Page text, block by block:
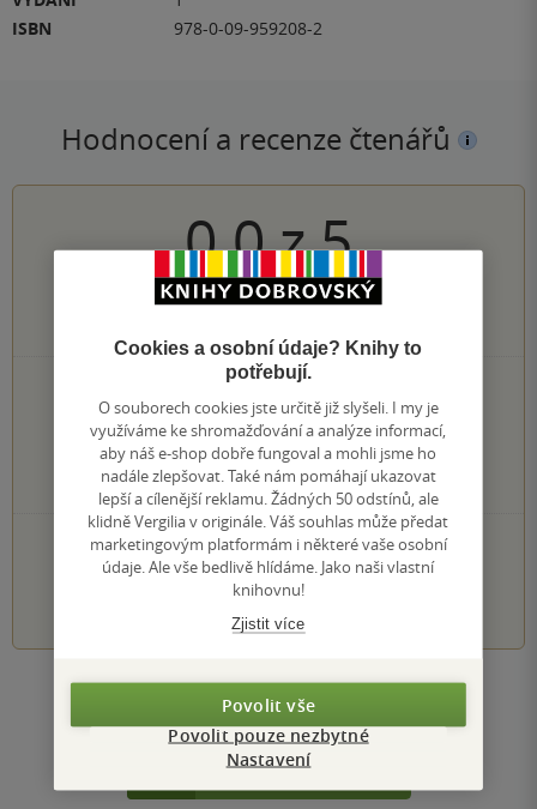
ISBN
978-0-09-959208-2
Hodnocení a recenze čtenářů
0.0z5
0×
0×
4 hvězdičky
0×
3 hvězdičky
0×
2 hvězdičky
0×
1 hvezdička
PŘIDEJTE SVÉ HODNOCENÍ KNIHY
3 4 5
Zobrazit všechna hodnocení
Přidat hodnocení
Cookies a osobní údaje? Knihy to
potřebují.
O souborech cookies jste určitě již slyšeli. I my je
využíváme ke shromažďování a analýze informací,
aby náš e-shop dobře fungoval a mohli jsme ho
nadále zlepšovat. Také nám pomáhají ukazovat
lepší a cílenější reklamu. Žádných 50 odstínů, ale
klidně Vergilia v originále. Váš souhlas může předat
marketingovým platformám i některé vaše osobní
údaje. Ale vše bedlivě hlídáme. Jako naši vlastní
knihovnu!
Zjistit více
Povolit vše
Povolit pouze nezbytné
Nastavení